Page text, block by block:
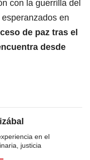
con la guerrilla del
en
de paz tras el
desde
en el
justicia